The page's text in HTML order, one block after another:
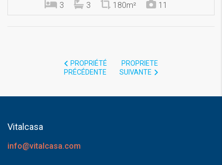
3 3 180m² 11
PROPRIÉTÉ
PRÉCÉDENTE
PROPRIETE
SUIVANTE
Vitalcasa
info@vitalcasa.com